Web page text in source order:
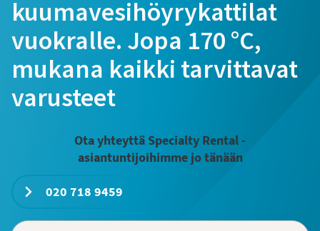
kuumavesihöyrykattilat
vuokralle. Jopa 170 °C,
mukana kaikki tarvittavat
varusteet
Ota yhteyttä Specialty Rental -
asiantuntijoihimme jo tänään
020 718 9459